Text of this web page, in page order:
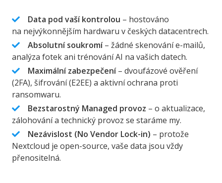
Data pod vaší kontrolou – hostováno
na nejvýkonnějším hardwaru v českých datacentrech.
Absolutní soukromí– žádné skenování e-mailů,
analýza fotek ani trénování AI na vašich datech.
Maximální zabezpečení– dvoufázové ověření
(2FA), šifrování (E2EE) a aktivní ochrana proti
ransomwaru.
Bezstarostný Managed provoz – o aktualizace,
zálohování a technický provoz se staráme my.
Nezávislost (No Vendor Lock-in) – protože
Nextcloud je open-source, vaše data jsou vždy
přenositelná.